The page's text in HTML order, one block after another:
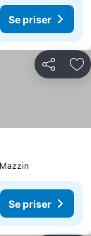
Se priser
Dela
Se priser